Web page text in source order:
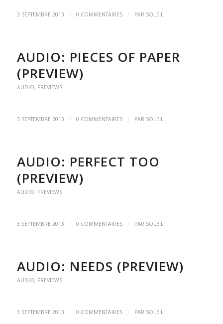
3 SEPTEMBRE 2013 / 0 COMMENTAIRES / PAR SOLEIL
AUDIO: PIECES OF PAPER
(PREVIEW)
AUDIO, PREVIEWS
3 SEPTEMBRE 2013 / 0 COMMENTAIRES / PAR SOLEIL
AUDIO: PERFECT TOO
(PREVIEW)
AUDIO, PREVIEWS
3 SEPTEMBRE 2013 / 0 COMMENTAIRES / PAR SOLEIL
AUDIO: NEEDS (PREVIEW)
AUDIO, PREVIEWS
3 SEPTEMBRE 2013 / 0 COMMENTAIRES / PAR SOLEIL